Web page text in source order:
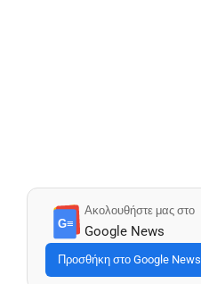
G≡
Ακολουθήστε μας στο
Google News
Προσθήκη στο Google News